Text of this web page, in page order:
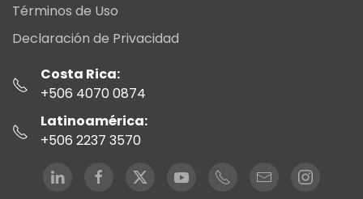
Términos de Uso
Declaración de Privacidad
Costa Rica:
+506 4070 0874
Latinoamérica:
+506 2237 3570